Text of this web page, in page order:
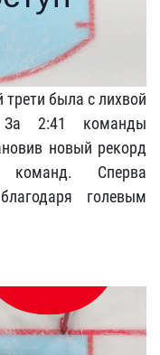
трети была с лихвой
За 2:41 команды
новый рекорд
команд. Сперва
голевым